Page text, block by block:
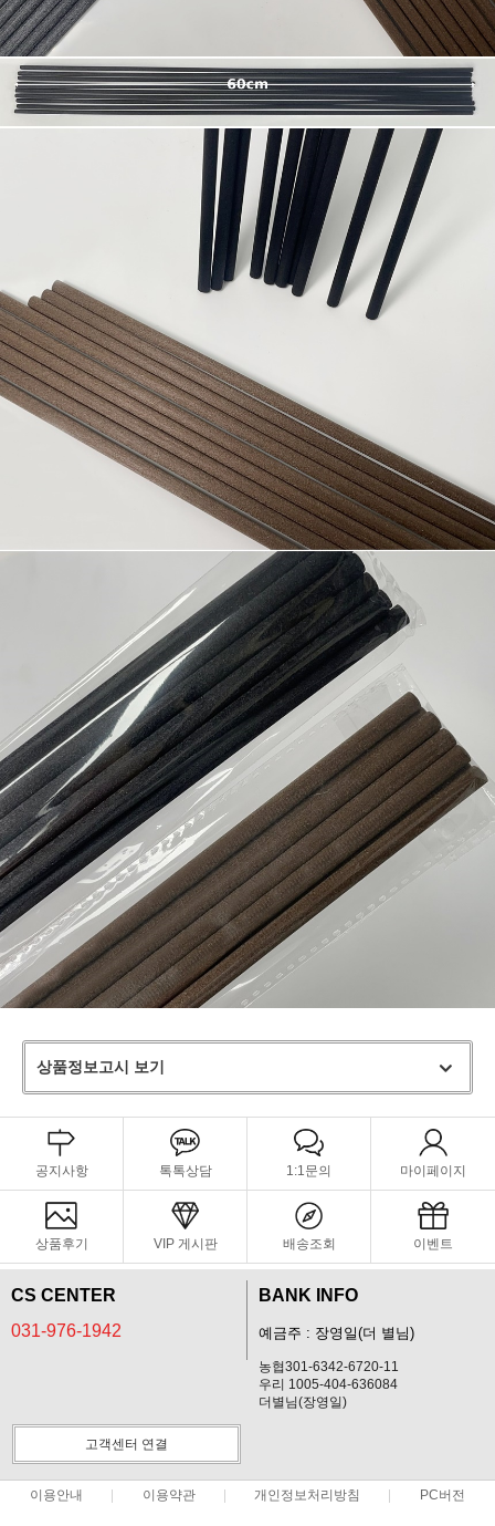
상품정보고시 보기
공지사항 톡톡상담 1:1문의 마이페이지
상품후기 VIP 게시판 배송조회 이벤트
CS CENTER
031-976-1942
BANK INFO
예금주 : 장영일(더 별님)
농협301-6342-6720-11
우리 1005-404-636084
더별님(장영일)
고객센터 연결
이용안내 이용약관 개인정보처리방침 PC버전